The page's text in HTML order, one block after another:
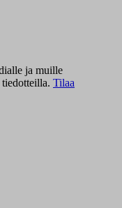
ja muille
Tilaa